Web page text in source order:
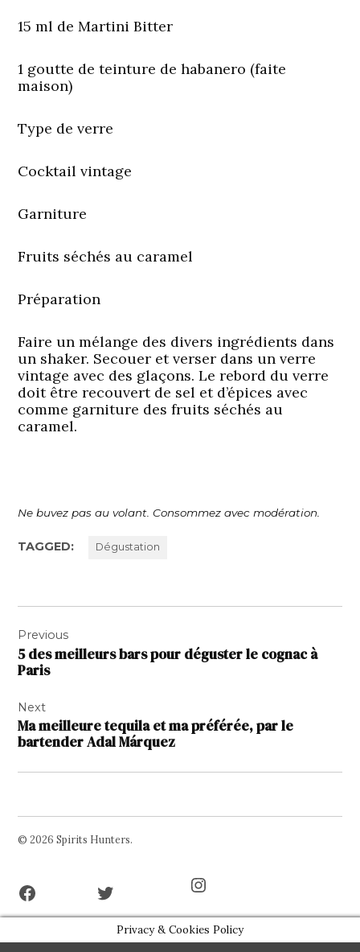
15 ml de Martini Bitter
1 goutte de teinture de habanero (faite
maison)
Type de verre
Cocktail vintage
Garniture
Fruits séchés au caramel
Préparation
Faire un mélange des divers ingrédients dans
un shaker. Secouer et verser dans un verre
vintage avec des glaçons. Le rebord du verre
doit être recouvert de sel et d’épices avec
comme garniture des fruits séchés au
caramel.
Ne buvez pas au volant. Consommez avec modération.
TAGGED: Dégustation
de
l’article
Previous
5 des meilleurs bars pour déguster le cognac à
Paris
Next
Ma meilleure tequila et ma préférée, par le
bartender Adal Márquez
© 2026 Spirits Hunters.
Privacy & Cookies Policy